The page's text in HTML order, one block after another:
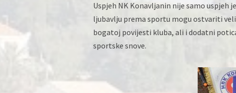
Uspjeh NK Konavljanin nije samo uspjeh
ljubavlju prema sportu mogu ostvariti
bogatoj povijesti kluba, ali i dodatni
sportske snove.